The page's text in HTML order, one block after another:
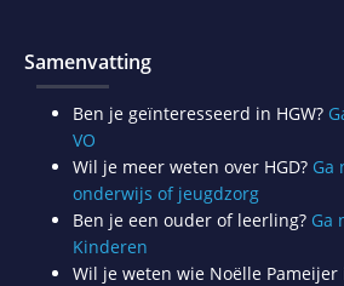
Samenvatting
Ben je geïnteresseerd in HGW?
VO
Wil je meer weten over HGD? Ga
onderwijs of jeugdzorg
Ben je een ouder of leerling? Ga
Kinderen
Wil je weten wie Noëlle Pameijer